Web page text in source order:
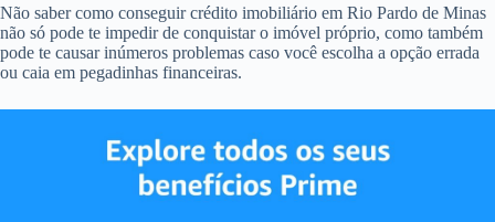
Não saber como conseguir crédito imobiliário em Rio Pardo de Minas
não só pode te impedir de conquistar o imóvel próprio, como também
pode te causar inúmeros problemas caso você escolha a opção errada
ou caia em pegadinhas financeiras.